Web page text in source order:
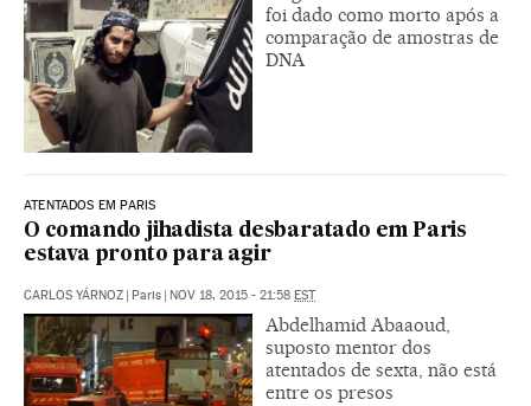
foi dado como morto após a
comparação de amostras de
DNA
ATENTADOS EM PARIS
O comando jihadista desbaratado em Paris
estava pronto para agir
CARLOS YÁRNOZ Paris NOV 18, 2015 - 21:58 EST
Abdelhamid Abaaoud,
suposto mentor dos
atentados de sexta, não está
entre os presos